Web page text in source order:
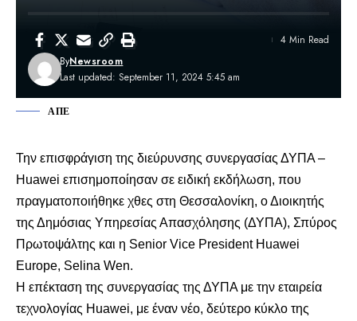
Last updated: September 11, 2024 5:45 am
ByNewsroom
4 Min Read
ΑΠΕ
Την επισφράγιση της διεύρυνσης συνεργασίας ΔΥΠΑ –
Huawei επισημοποίησαν σε ειδική εκδήλωση, που
πραγματοποιήθηκε χθες στη Θεσσαλονίκη, ο Διοικητής
της Δημόσιας Υπηρεσίας Απασχόλησης (ΔΥΠΑ), Σπύρος
Πρωτοψάλτης και η Senior Vice President Huawei
Europe, Selina Wen.
Η επέκταση της συνεργασίας της ΔΥΠΑ με την εταιρεία
τεχνολογίας Huawei, με έναν νέο, δεύτερο κύκλο της